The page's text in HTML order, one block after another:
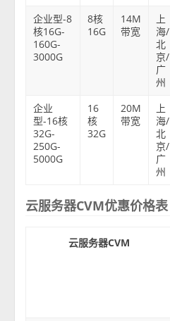
企业型-8
核16G-
160G-
3000G
8核
16G
14M
带宽
上
海/
北
京/
广
州
企业
型-16核
32G-
250G-
5000G
16
核
32G
20M
带宽
上
海/
北
京/
广
州
云服务器CVM优惠价格表
云服务器CVM